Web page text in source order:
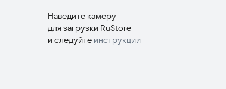
Наведите камеру
для загрузки RuStore
и следуйте инструкции